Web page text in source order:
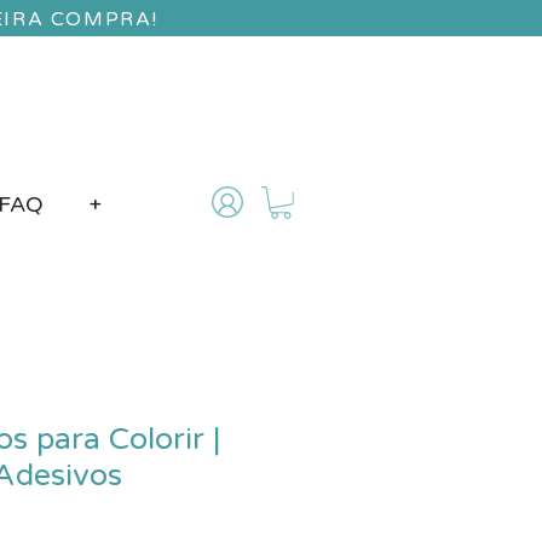
COMPRA!
+
para Colorir |